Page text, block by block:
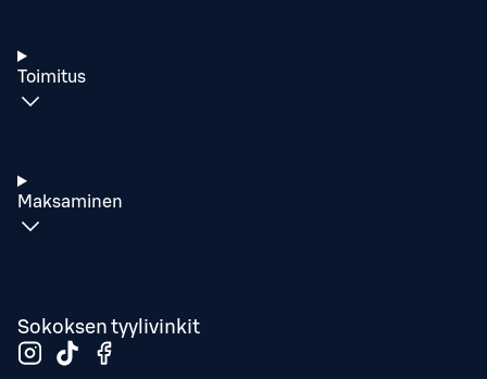
Toimitus
Maksaminen
Sokoksen tyylivinkit